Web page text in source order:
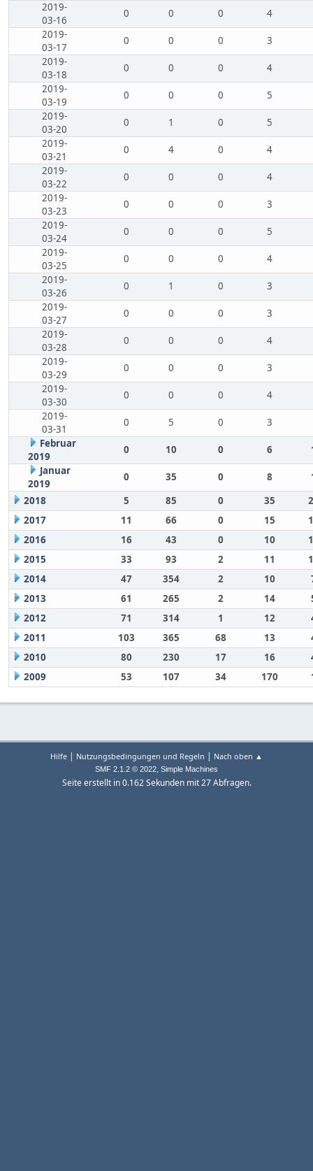
2019-
03-16
0 0 0
4
2019-
03-17
0 0 0
3
2019-
03-18
0 0 0
4
2019-
03-19
0 0 0
5
2019-
03-20
0 1 0
5
2019-
03-21
0 4 0
4
2019-
03-22
0 0 0
4
2019-
03-23
0 0 0
3
2019-
03-24
0 0 0
5
2019-
03-25
0 0 0
4
2019-
03-26
0 1 0
3
2019-
03-27
0 0 0
3
2019-
03-28
0 0 0
4
2019-
03-29
0 0 0
3
2019-
03-30
0 0 0
4
2019-
03-31
0 5 0
3
Februar
2019
0 10 0 6
Januar
2019
0 35 0 8
2018
5 85 0 35
2017
11 66 0 15
2016
16 43 0 10
2015
33 93 2 11
2014
47 354 2 10
2013
61 265 2 14
2012
71 314 1 12
2011
103 365 68 13
2010
80 230 17 16
2009
53 107 34 170
Hilfe | Nutzungsbedingungen und Regeln | Nach oben ▲
SMF 2.1.2 © 2022, Simple Machines
Seite erstellt in 0.162 Sekunden mit 27 Abfragen.